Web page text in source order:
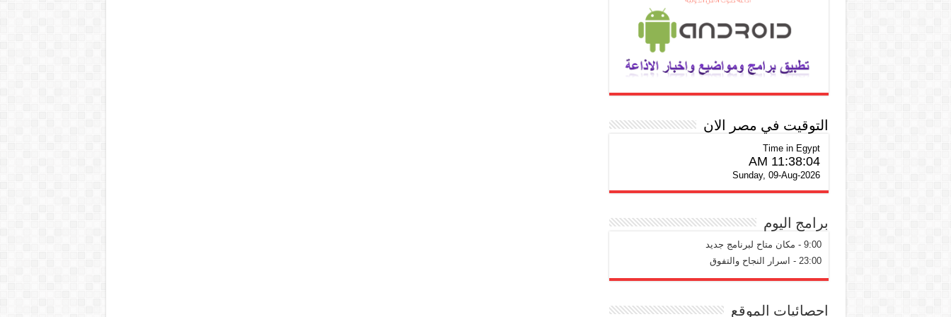
التوقيت في مصر الان
Time in Egypt
11:38:05 AM
Sunday, 09-Aug-2026
برامج اليوم
9:00 - مكان متاح لبرنامج جديد
23:00 - اسرار النجاح والتفوق
احصائيات الموقع